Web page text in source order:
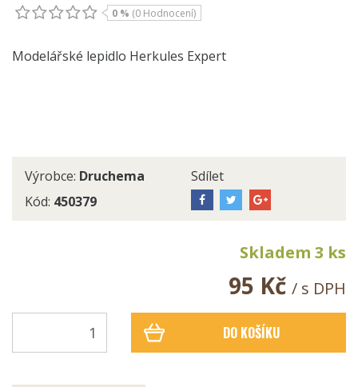
0 % (0 Hodnocení)
Modelářské lepidlo Herkules Expert
Výrobce: Druchema
Kód: 450379
Sdílet
Skladem 3 ks
95 Kč / s DPH
DO KOŠÍKU